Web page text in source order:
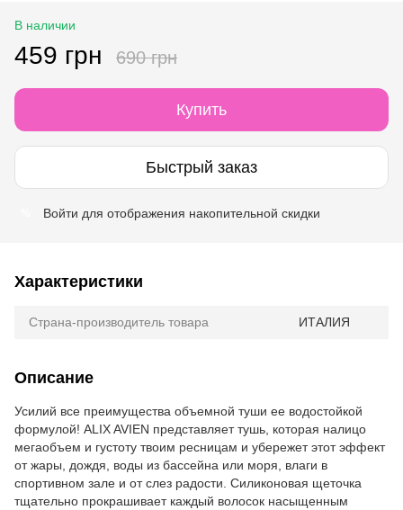
В наличии
459 грн 690 грн
Купить
Быстрый заказ
Войти для отображения накопительной скидки
Характеристики
Страна-производитель товара ИТАЛИЯ
Описание
Усилий все преимущества объемной туши ее водостойкой
формулой! ALIX AVIEN представляет тушь, которая налицо
мегаобъем и густоту твоим ресницам и убережет этот эффект
от жары, дождя, воды из бассейна или моря, влаги в
спортивном зале и от слез радости. Силиконовая щеточка
тщательно прокрашивает каждый волосок насыщенным